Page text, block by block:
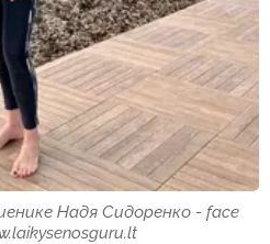
Надя Сидоренко - face